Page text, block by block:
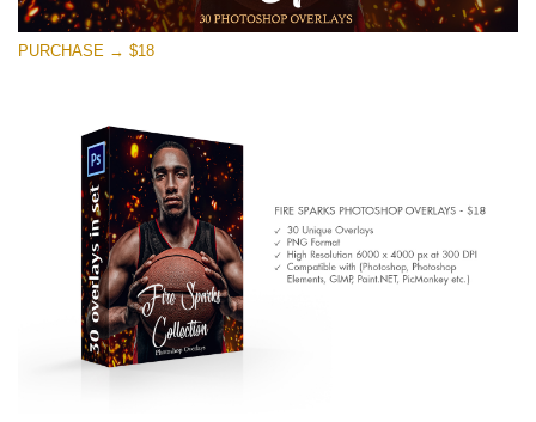
Entire Collection
ดาวน์โหลดฟรี
PURCHASE → $18